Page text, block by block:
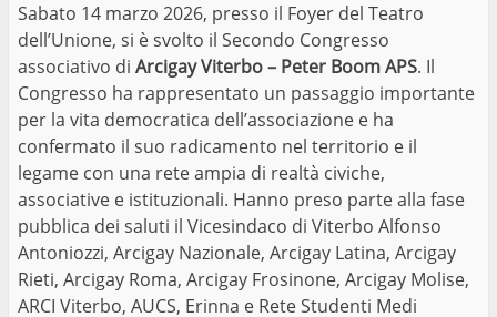
Sabato 14 marzo 2026, presso il Foyer del Teatro
dell’Unione, si è svolto il Secondo Congresso
associativo di Arcigay Viterbo – Peter Boom APS. Il
Congresso ha rappresentato un passaggio importante
per la vita democratica dell’associazione e ha
confermato il suo radicamento nel territorio e il
legame con una rete ampia di realtà civiche,
associative e istituzionali. Hanno preso parte alla fase
pubblica dei saluti il Vicesindaco di Viterbo Alfonso
Antoniozzi, Arcigay Nazionale, Arcigay Latina, Arcigay
Rieti, Arcigay Roma, Arcigay Frosinone, Arcigay Molise,
ARCI Viterbo, AUCS, Erinna e Rete Studenti Medi